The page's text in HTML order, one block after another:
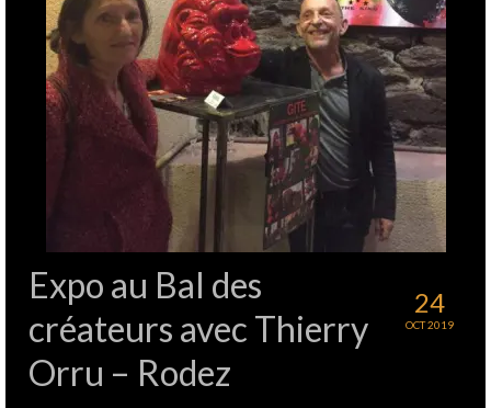
24
OCT 2019
Expo au Bal des
créateurs avec Thierry
Orru – Rodez